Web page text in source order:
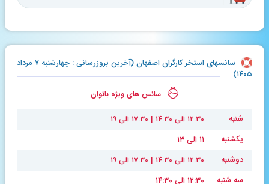
سانسهای استخر کارگران اصفهان (آخرین بروزرسانی : چهارشنبه ۷ مرداد
۱۴۰۵)
سانس های ویژه بانوان
شنبه
۱۲:۳۰ الی ۱۴:۳۰ | ۱۷:۳۰ الی ۱۹
یکشنبه
۱۱ الی ۱۳
دوشنبه
۱۲:۳۰ الی ۱۴:۳۰ | ۱۷:۳۰ الی ۱۹
سه شنبه
۱۲:۳۰ الی ۱۴:۳۰